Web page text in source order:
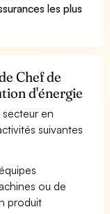
les plus
Chef de
d'énergie
en
suivantes
ou de
produit